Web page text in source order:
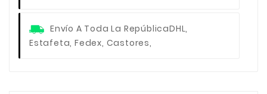
Envío A Toda La RepúblicaDHL,
Estafeta, Fedex, Castores,